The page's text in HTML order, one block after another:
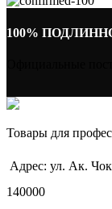
100%
Товары для
Адрес: ул. Ак.
140000